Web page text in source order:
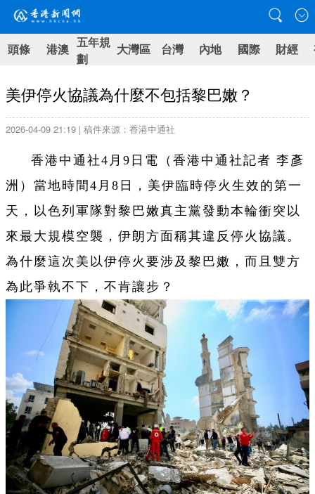
頭條 港澳 五年規
劃
大灣區 台灣 內地 國際 財經
美伊停火協議為什麼不包括黎巴嫩？
2026-04-09 21:19 | 稿件來源：香港中通社
香港中通社4月9日電（香港中通社記者 李彥
洲）當地時間4月8日，美伊臨時停火生效的第一
天，以色列軍隊對黎巴嫩真主黨發動本輪衝突以
來最大規模空襲，伊朗方面稱其違反停火協議。
為什麼這次美以伊停火要涉及黎巴嫩，而且雙方
為此爭執不下，不肯讓步？